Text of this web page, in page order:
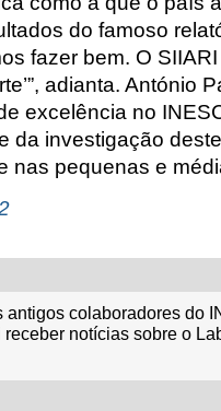
do famoso
fazer bem. O
adianta.
excelência no
da investigação
nas pequenas e
colaboradores do
notícias sobre o